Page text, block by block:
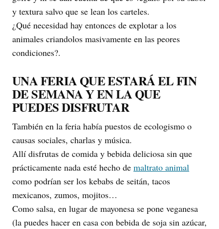
y textura salvo que se lean los carteles.
¿Qué necesidad hay entonces de explotar a los
animales criandolos masivamente en las peores
condiciones?.
UNA FERIA QUE ESTARÁ EL FIN
DE SEMANA Y EN LA QUE
PUEDES DISFRUTAR
También en la feria había puestos de ecologismo o
causas sociales, charlas y música.
Allí disfrutas de comida y bebida deliciosa sin que
prácticamente nada esté hecho de maltrato animal
como podrían ser los kebabs de seitán, tacos
mexicanos, zumos, mojitos…
Como salsa, en lugar de mayonesa se pone veganesa
(la puedes hacer en casa con bebida de soja sin azúcar,